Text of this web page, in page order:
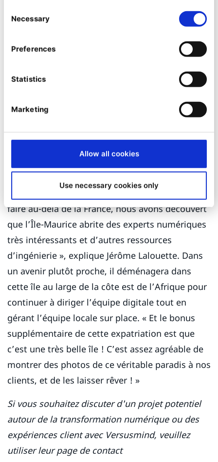
Selection
Necessary
Preferences
Statistics
Marketing
Allow all cookies
Use necessary cookies only
expérience passionnante et intéressante pour
« Nous travaillons également en synergie : En
plus de nos développeurs, nous avons des
approfondie de ce qu’ils peuvent réaliser avec ce
utilisant au maximum les fonctionnalités de la
solution pour créer des expériences utilisateur
exceptionnelles.
« Nous développons également notre savoir-
faire au-delà de la France, nous avons découvert
que l’Île-Maurice abrite des experts numériques
très intéressants et d’autres ressources
d’ingénierie », explique Jérôme Lalouette. Dans
un avenir plutôt proche, il déménagera dans
cette île au large de la côte est de l’Afrique pour
continuer à diriger l’équipe digitale tout en
gérant l’équipe locale sur place. « Et le bonus
supplémentaire de cette expatriation est que
c’est une très belle île ! C’est assez agréable de
montrer des photos de ce véritable paradis à nos
clients, et de les laisser rêver ! »
Si vous souhaitez discuter d'un projet potentiel
autour de la transformation numérique ou des
expériences client avec Versusmind, veuillez
utiliser leur page de contact